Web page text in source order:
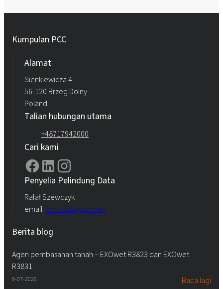
Kumpulan PCC
Alamat
Sienkiewicza 4
56-120 Brzeg Dolny
Poland
Talian hubungan utama
+48717942000
Cari kami
Penyelia Pelindung Data
Rafał Szewczyk
email: iod.rokita@pcc.eu
Berita blog
Agen pembasahan tanah – EXOwet R3823 dan EXOwet
R3831
9-07-2026 Baca lagi